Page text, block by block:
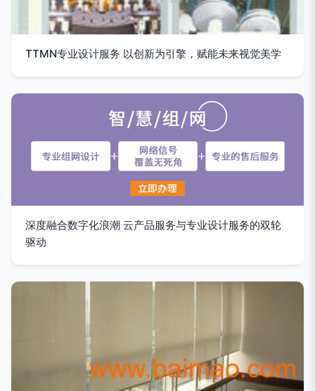
TTMN专业设计服务 以创新为引擎，赋能未来视觉美学
深度融合数字化浪潮 云产品服务与专业设计服务的双轮
驱动